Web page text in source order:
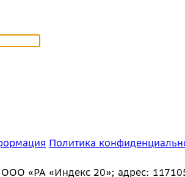
Политика
«РА «Индекс 20»; адрес: